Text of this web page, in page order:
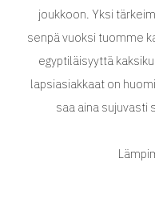
joukkoon. Yksi
senpä vuoksi tuomme
egyptiläisyyttä
lapsiasiakkaat on
saa aina sujuvasti